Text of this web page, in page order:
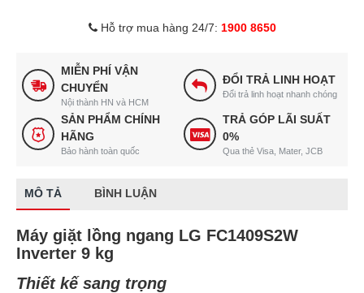
Hỗ trợ mua hàng 24/7: 1900 8650
MIỄN PHÍ VẬN
CHUYỂN
Nội thành HN và HCM
ĐỔI TRẢ LINH HOẠT
Đổi trả linh hoạt nhanh chóng
SẢN PHẨM CHÍNH
HÃNG
Bảo hành toàn quốc
TRẢ GÓP LÃI SUẤT
0%
Qua thẻ Visa, Mater, JCB
MÔ TẢ BÌNH LUẬN
Máy giặt lồng ngang LG FC1409S2W
Inverter 9 kg
Thiết kế sang trọng